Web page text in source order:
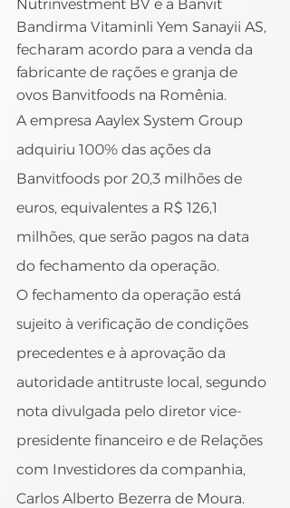
Nutrinvestment BV e a Banvit
Bandirma Vitaminli Yem Sanayii AS,
fecharam acordo para a venda da
fabricante de rações e granja de
ovos Banvitfoods na Romênia.
A empresa Aaylex System Group
adquiriu 100% das ações da
Banvitfoods por 20,3 milhões de
euros, equivalentes a R$ 126,1
milhões, que serão pagos na data
do fechamento da operação.
O fechamento da operação está
sujeito à verificação de condições
precedentes e à aprovação da
autoridade antitruste local, segundo
nota divulgada pelo diretor vice-
presidente financeiro e de Relações
com Investidores da companhia,
Carlos Alberto Bezerra de Moura.